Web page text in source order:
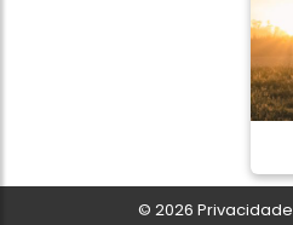
© 2026 Privacidade